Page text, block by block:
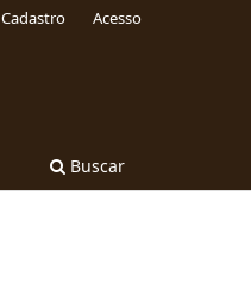
Buscar
Cadastro Acesso